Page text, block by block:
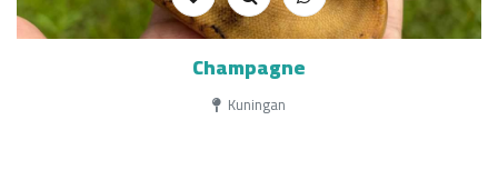
Champagne
Kuningan